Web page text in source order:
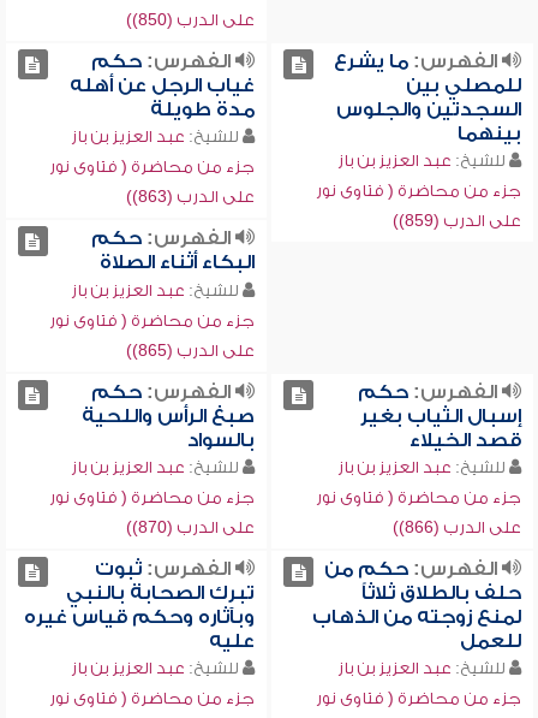
على الدرب (850))
الفهرس:ما يشرع
للمصلي بين
السجدتين والجلوس
بينهما
للشيخ: عبد العزيز بن باز
جزء من محاضرة ( فتاوى نور
على الدرب (859))
الفهرس:حكم
غياب الرجل عن أهله
مدة طويلة
للشيخ: عبد العزيز بن باز
جزء من محاضرة ( فتاوى نور
على الدرب (863))
الفهرس:حكم
البكاء أثناء الصلاة
للشيخ: عبد العزيز بن باز
جزء من محاضرة ( فتاوى نور
على الدرب (865))
الفهرس:حكم
إسبال الثياب بغير
قصد الخيلاء
للشيخ: عبد العزيز بن باز
جزء من محاضرة ( فتاوى نور
على الدرب (866))
الفهرس:حكم
صبغ الرأس واللحية
بالسواد
للشيخ: عبد العزيز بن باز
جزء من محاضرة ( فتاوى نور
على الدرب (870))
الفهرس:حكم من
حلف بالطلاق ثلاثاً
لمنع زوجته من الذهاب
للعمل
للشيخ: عبد العزيز بن باز
جزء من محاضرة ( فتاوى نور
الفهرس:ثبوت
تبرك الصحابة بالنبي
وبآثاره وحكم قياس غيره
عليه
للشيخ: عبد العزيز بن باز
جزء من محاضرة ( فتاوى نور